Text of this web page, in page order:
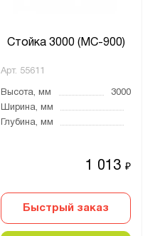
Стойка 3000 (МС-900)
Арт. 55611
Высота, мм
3000
Ширина, мм
Глубина, мм
1 013₽
Быстрый заказ